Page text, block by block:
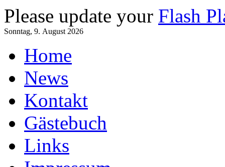
Please update your Flash
Sonntag, 9. August 2026
Home
News
Kontakt
Gästebuch
Links